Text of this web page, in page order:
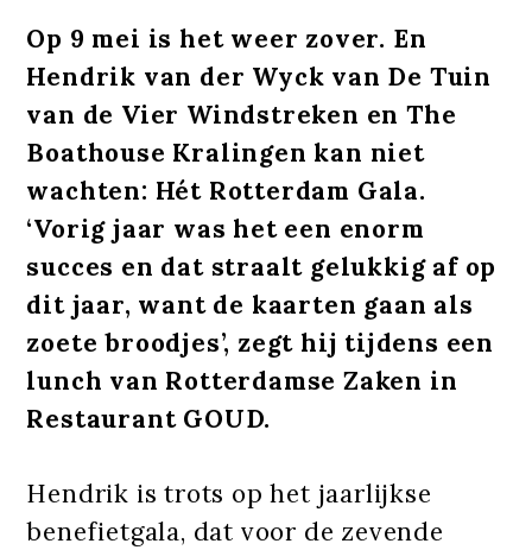
Op 9 mei is het weer zover. En
Hendrik van der Wyck van De Tuin
van de Vier Windstreken en The
Boathouse Kralingen kan niet
wachten: Hét Rotterdam Gala.
‘Vorig jaar was het een enorm
succes en dat straalt gelukkig af op
dit jaar, want de kaarten gaan als
zoete broodjes’, zegt hij tijdens een
lunch van Rotterdamse Zaken in
Restaurant GOUD.
Hendrik is trots op het jaarlijkse
benefietgala, dat voor de zevende